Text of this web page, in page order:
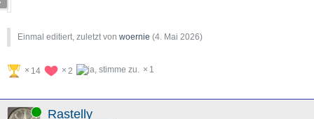
Einmal editiert, zuletzt von woernie (4. Mai 2026)
14 2 1
Online Rastelly